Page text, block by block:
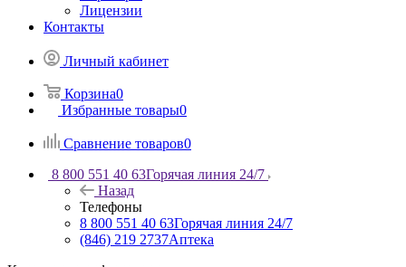
Лицензии
Контакты
Личный кабинет
Корзина0
Избранные товары0
Сравнение товаров0
8 800 551 40 63Горячая линия 24/7
Назад
Телефоны
8 800 551 40 63Горячая линия 24/7
(846) 219 2737Аптека